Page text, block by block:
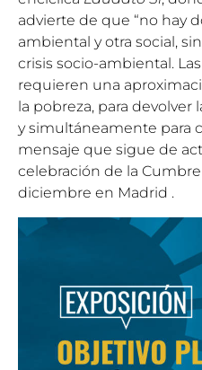
advierte de que “no hay
ambiental y otra social,
crisis socio-ambiental.
requieren una
la pobreza, para
y simultáneamente para
mensaje que sigue de
celebración de la
diciembre en Madrid .